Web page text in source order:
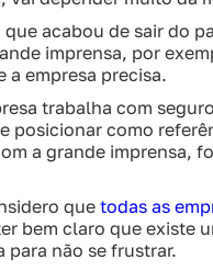
que acabou de sair do
imprensa, por
a empresa precisa.
trabalha com
posicionar como
a grande imprensa,
que todas as
bem claro que existe
para não se frustrar.